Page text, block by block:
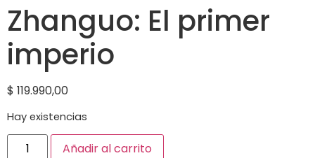
Zhanguo: El primer
imperio
$ 119.990,00
Hay existencias
Añadir al carrito